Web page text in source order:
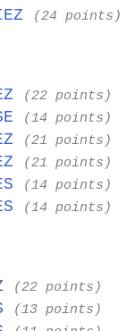
(24 points)
(22 points)
(14 points)
(21 points)
(21 points)
(14 points)
(14 points)
(22 points)
(13 points)